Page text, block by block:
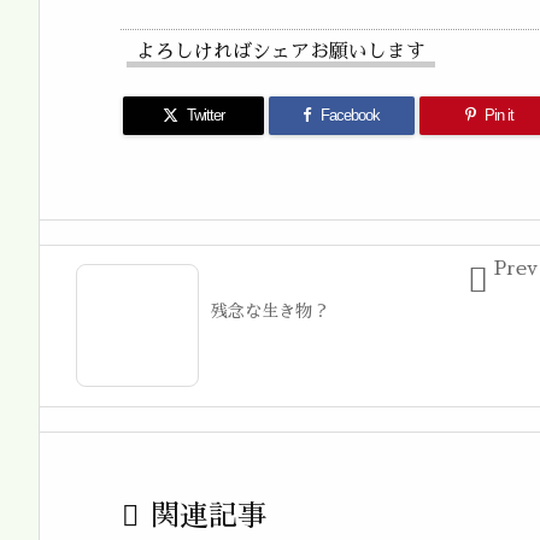
よろしければシェアお願いします
Twitter Facebook Pin it
残念な生き物？
 Prev
 関連記事